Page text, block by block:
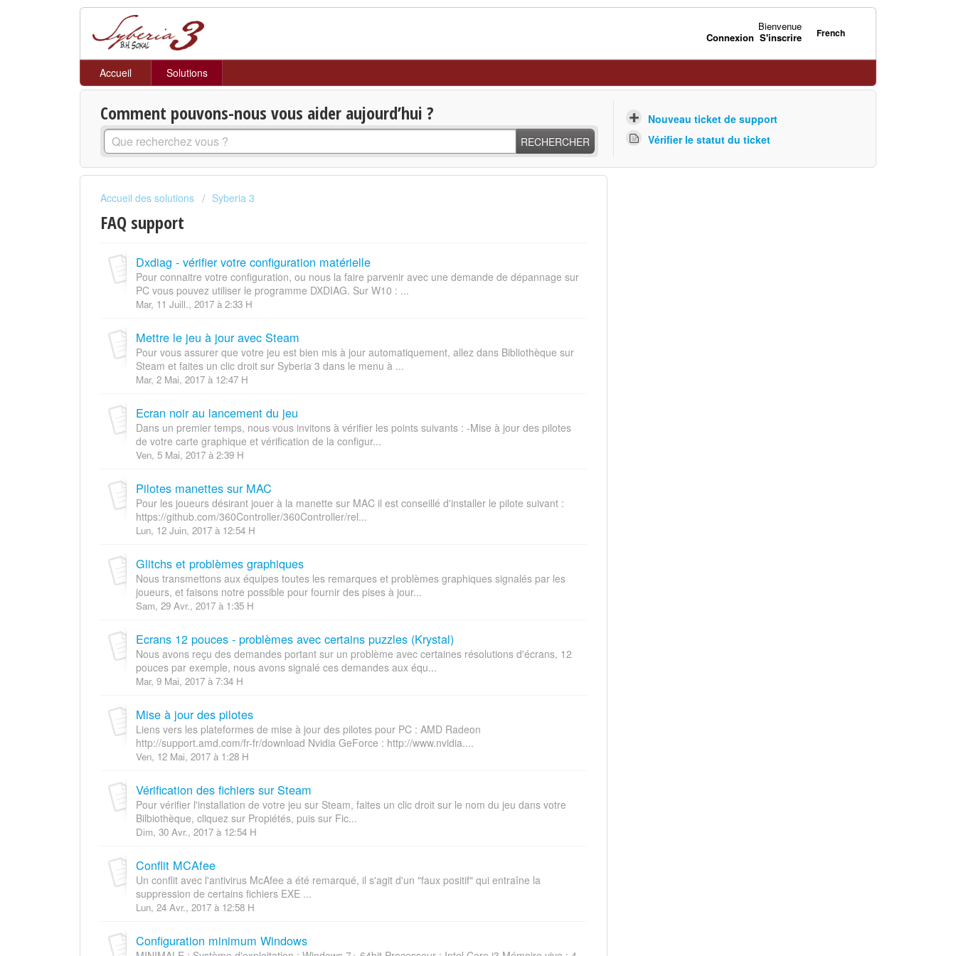
French
Bienvenue
Connexion S'inscrire
Accueil Solutions
Comment pouvons-nous vous aider aujourd’hui ?
RECHERCHER
Nouveau ticket de support
Vérifier le statut du ticket
Accueil des solutions Syberia 3
FAQ support
Dxdiag - vérifier votre configuration matérielle
Pour connaitre votre configuration, ou nous la faire parvenir avec une demande de dépannage sur
PC vous pouvez utiliser le programme DXDIAG. Sur W10 : ...
Mar, 11 Juill., 2017 à 2:33 H
Mettre le jeu à jour avec Steam
Pour vous assurer que votre jeu est bien mis à jour automatiquement, allez dans Bibliothèque sur
Steam et faites un clic droit sur Syberia 3 dans le menu à ...
Mar, 2 Mai, 2017 à 12:47 H
Ecran noir au lancement du jeu
Dans un premier temps, nous vous invitons à vérifier les points suivants : -Mise à jour des pilotes
de votre carte graphique et vérification de la configur...
Ven, 5 Mai, 2017 à 2:39 H
Pilotes manettes sur MAC
Pour les joueurs désirant jouer à la manette sur MAC il est conseillé d'installer le pilote suivant :
https://github.com/360Controller/360Controller/rel...
Lun, 12 Juin, 2017 à 12:54 H
Glitchs et problèmes graphiques
Nous transmettons aux équipes toutes les remarques et problèmes graphiques signalés par les
joueurs, et faisons notre possible pour fournir des pises à jour...
Sam, 29 Avr., 2017 à 1:35 H
Ecrans 12 pouces - problèmes avec certains puzzles (Krystal)
Nous avons reçu des demandes portant sur un problème avec certaines résolutions d'écrans, 12
pouces par exemple, nous avons signalé ces demandes aux équ...
Mar, 9 Mai, 2017 à 7:34 H
Mise à jour des pilotes
Liens vers les plateformes de mise à jour des pilotes pour PC : AMD Radeon
http://support.amd.com/fr-fr/download Nvidia GeForce : http://www.nvidia....
Ven, 12 Mai, 2017 à 1:28 H
Vérification des fichiers sur Steam
Pour vérifier l'installation de votre jeu sur Steam, faites un clic droit sur le nom du jeu dans votre
Bilbiothèque, cliquez sur Propiétés, puis sur Fic...
Dim, 30 Avr., 2017 à 12:54 H
Conflit MCAfee
Un conflit avec l'antivirus McAfee a été remarqué, il s'agit d'un "faux positif" qui entraîne la
suppression de certains fichiers EXE ...
Lun, 24 Avr., 2017 à 12:58 H
Configuration minimum Windows